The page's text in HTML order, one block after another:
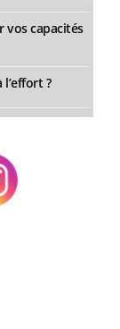
capacités
?